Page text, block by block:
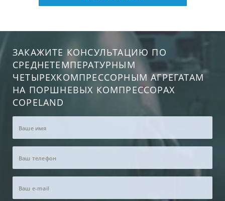
ЗАКАЖИТЕ КОНСУЛЬТАЦИЮ ПО
СРЕДНЕТЕМПЕРАТУРНЫМ
ЧЕТЫРЕХКОМПРЕССОРНЫМ АГРЕГАТАМ
НА ПОРШНЕВЫХ КОМПРЕССОРАХ
COPELAND